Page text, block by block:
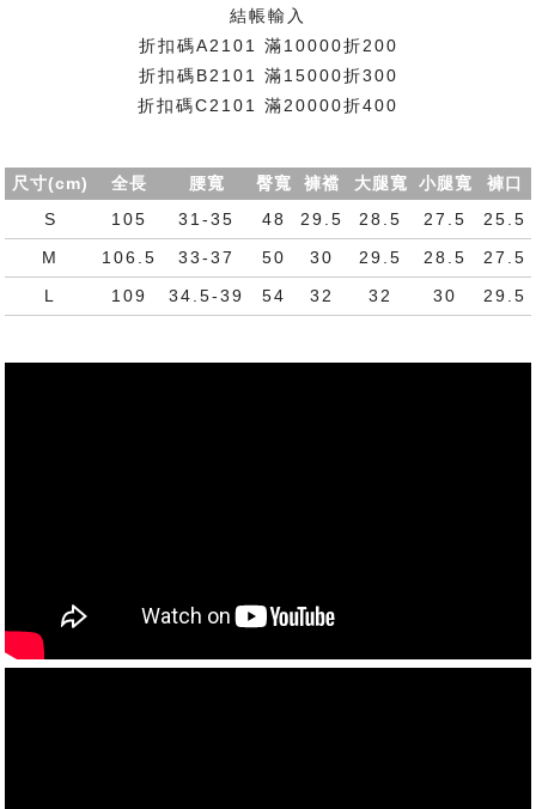
結帳輸入
折扣碼A2101 滿10000折200
折扣碼B2101 滿15000折300
折扣碼C2101 滿20000折400
尺寸(cm) 全長 腰寬 臀寬 褲襠 大腿寬 小腿寬
褲口
S
105 31-35 48 29.5 28.5 27.5
25.5
M
106.5 33-37 50 30 29.5 28.5
27.5
L
109 34.5-39 54 32 32 30 29.5